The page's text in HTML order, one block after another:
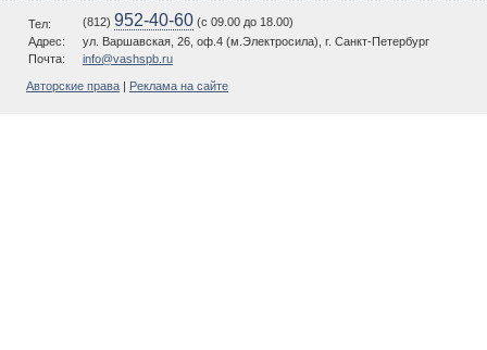
Тел: (812) 952-40-60 (c 09.00 до 18.00)
Адрес:
ул. Варшавская, 26, оф.4 (м.Электросила), г. Санкт-Петербург
Почта:
info@vashspb.ru
Авторские права Реклама на сайте